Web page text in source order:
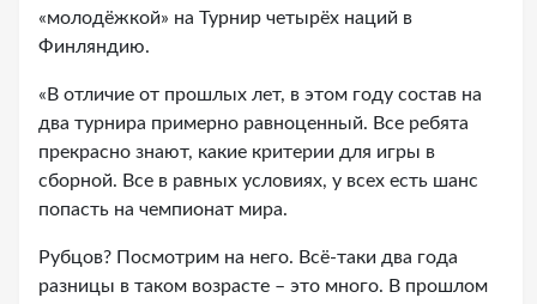
«молодёжкой» на Турнир четырёх наций в
Финляндию.
«В отличие от прошлых лет, в этом году состав на
два турнира примерно равноценный. Все ребята
прекрасно знают, какие критерии для игры в
сборной. Все в равных условиях, у всех есть шанс
попасть на чемпионат мира.
Рубцов? Посмотрим на него. Всё-таки два года
разницы в таком возрасте – это много. В прошлом